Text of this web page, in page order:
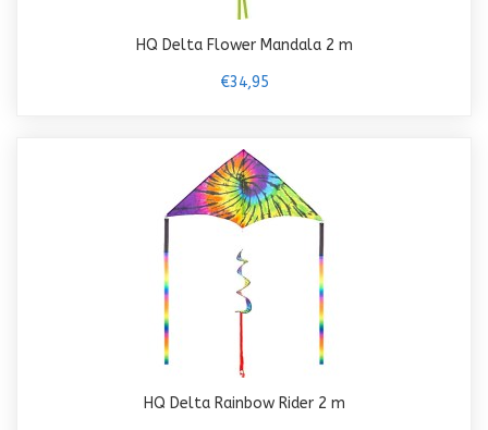
HQ Delta Flower Mandala 2 m
€34,95
HQ Delta Rainbow Rider 2 m